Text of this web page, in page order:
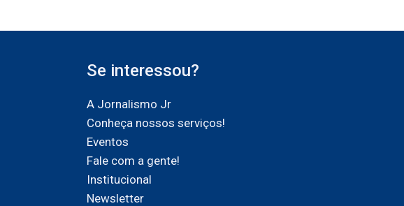
Se interessou?
A Jornalismo Jr
Conheça nossos serviços!
Eventos
Fale com a gente!
Institucional
Newsletter